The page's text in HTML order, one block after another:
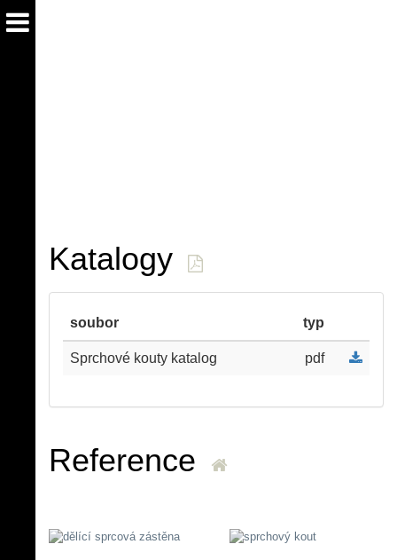
Katalogy
soubor typ
Sprchové kouty katalog pdf
Reference